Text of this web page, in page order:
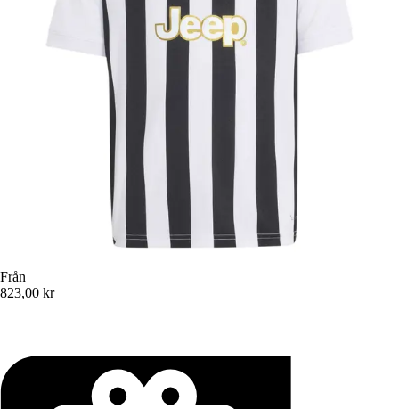
Från
823,00 kr